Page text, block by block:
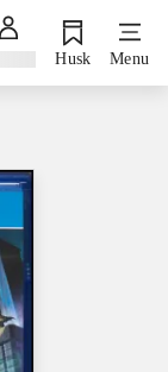
Husk Menu